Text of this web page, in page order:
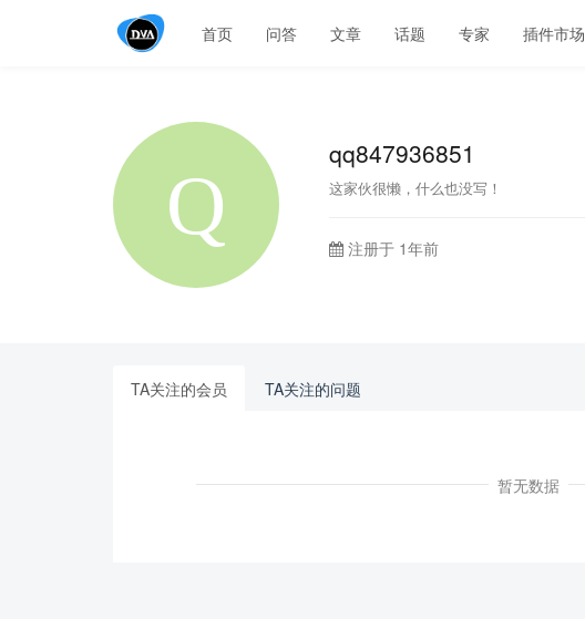
首页 问答 文章 话题 专家 插件市场
qq847936851
这家伙很懒，什么也没写！
注册于 1年前
TA关注的会员 TA关注的问题
暂无数据